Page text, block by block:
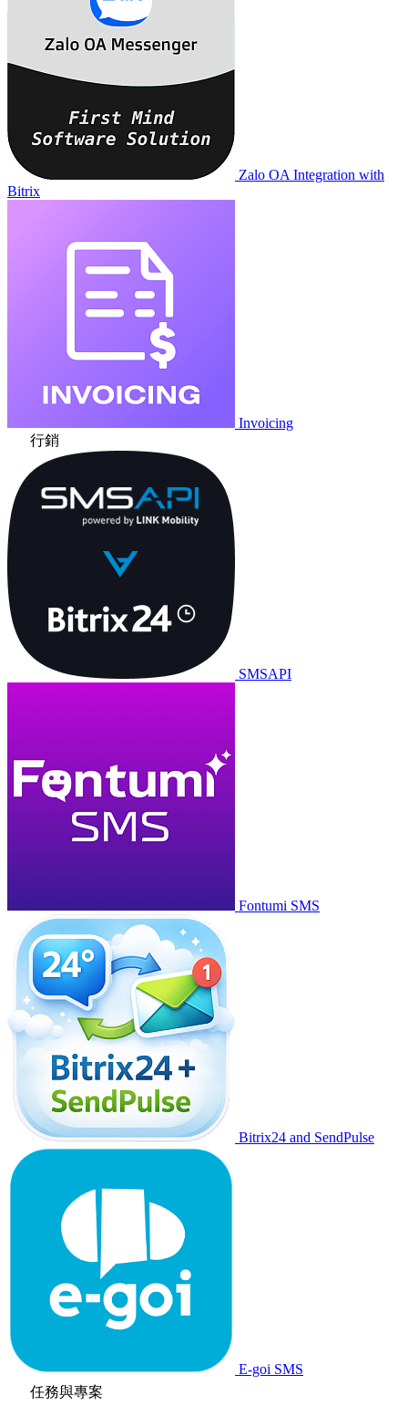
Zalo OA Integration with
Bitrix
Invoicing
行銷
SMSAPI
Fontumi SMS
Bitrix24 and SendPulse
E-goi SMS
任務與專案